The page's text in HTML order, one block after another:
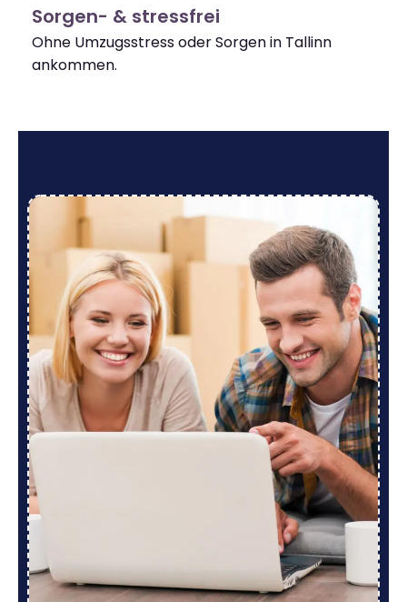
Sorgen- & stressfrei
Ohne Umzugsstress oder Sorgen in Tallinn
ankommen.